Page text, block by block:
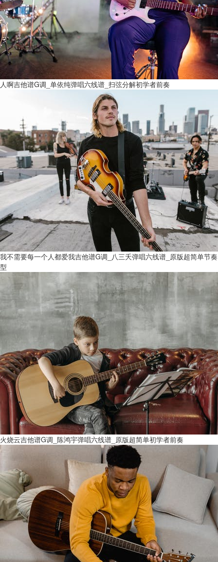
人啊吉他谱G调_单依纯弹唱六线谱_扫弦分解初学者前奏
我不需要每一个人都爱我吉他谱G调_八三夭弹唱六线谱_原版超简单节奏
型
火烧云吉他谱G调_陈鸿宇弹唱六线谱_原版超简单初学者前奏